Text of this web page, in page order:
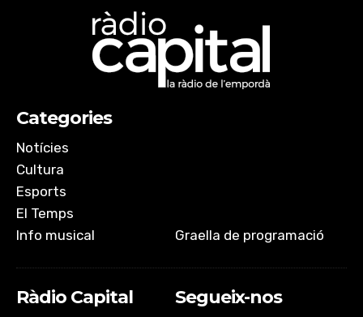
Categories
Notícies
Cultura
Esports
El Temps
Info musical
Graella de programació
Ràdio Capital Segueix-nos